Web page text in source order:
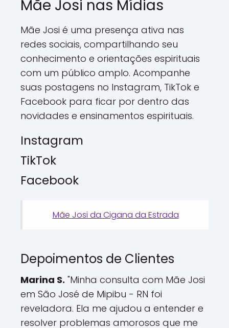
Mãe Josi nas Mídias
Mãe Josi é uma presença ativa nas
redes sociais, compartilhando seu
conhecimento e orientações espirituais
com um público amplo. Acompanhe
suas postagens no Instagram, TikTok e
Facebook para ficar por dentro das
novidades e ensinamentos espirituais.
Instagram
TikTok
Facebook
Mãe Josi da Cigana da Estrada
Depoimentos de Clientes
Marina S. "Minha consulta com Mãe Josi
em São José de Mipibu - RN foi
reveladora. Ela me ajudou a entender e
resolver problemas amorosos que me